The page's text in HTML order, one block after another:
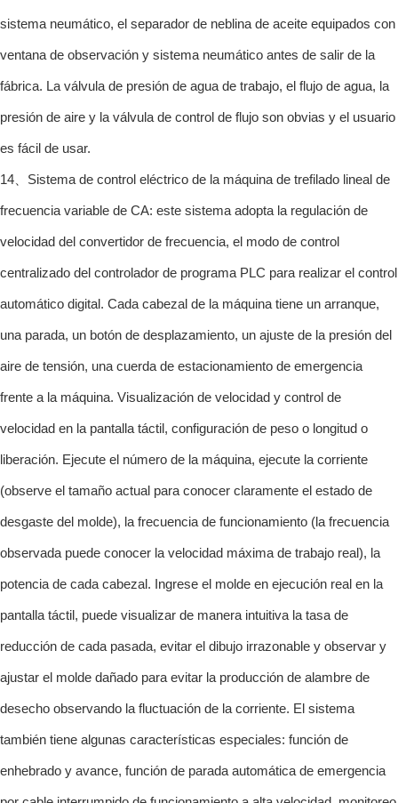
sistema neumático, el separador de neblina de aceite equipados con
ventana de observación y sistema neumático antes de salir de la
fábrica. La válvula de presión de agua de trabajo, el flujo de agua, la
presión de aire y la válvula de control de flujo son obvias y el usuario
es fácil de usar.
14、Sistema de control eléctrico de la máquina de trefilado lineal de
frecuencia variable de CA: este sistema adopta la regulación de
velocidad del convertidor de frecuencia, el modo de control
centralizado del controlador de programa PLC para realizar el control
automático digital. Cada cabezal de la máquina tiene un arranque,
una parada, un botón de desplazamiento, un ajuste de la presión del
aire de tensión, una cuerda de estacionamiento de emergencia
frente a la máquina. Visualización de velocidad y control de
velocidad en la pantalla táctil, configuración de peso o longitud o
liberación. Ejecute el número de la máquina, ejecute la corriente
(observe el tamaño actual para conocer claramente el estado de
desgaste del molde), la frecuencia de funcionamiento (la frecuencia
observada puede conocer la velocidad máxima de trabajo real), la
potencia de cada cabezal. Ingrese el molde en ejecución real en la
pantalla táctil, puede visualizar de manera intuitiva la tasa de
reducción de cada pasada, evitar el dibujo irrazonable y observar y
ajustar el molde dañado para evitar la producción de alambre de
desecho observando la fluctuación de la corriente. El sistema
también tiene algunas características especiales: función de
enhebrado y avance, función de parada automática de emergencia